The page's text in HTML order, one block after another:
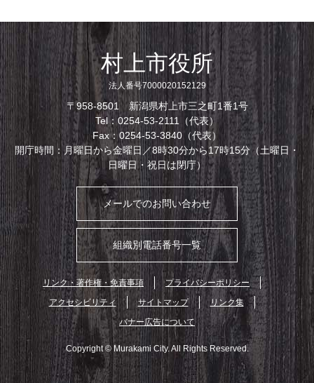
村上市役所
法人番号7000020152129
〒958-8501 新潟県村上市三之町1番1号
Tel：0254-53-2111（代表）
Fax：0254-53-3840（代表）
開庁時間：月曜日から金曜日／8時30分から17時15分（土曜日・
日曜日・祝日は閉庁）
メールでのお問い合わせ
組織別電話番号一覧
リンク・著作権・免責事項
プライバシーポリシー
アクセシビリティ
サイトマップ
リンク集
バナー広告について
Copyright © Murakami City. All Rights Reserved.